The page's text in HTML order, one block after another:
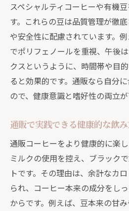
スペシャルティコーヒーや有機
す。これらの豆は品質管理が徹
や安全性に配慮されています。
でポリフェノールを重視、午後
クスというように、時間帯や目
ると効果的です。通販なら自分
ので、健康意識と嗜好性の両立が
通販で実践できる健康的な飲
通販コーヒーをより健康的に楽
ミルクの使用を控え、ブラック
トです。その理由は、余計なカ
られ、コーヒー本来の成分をし
からです。例えば、豆本来の甘